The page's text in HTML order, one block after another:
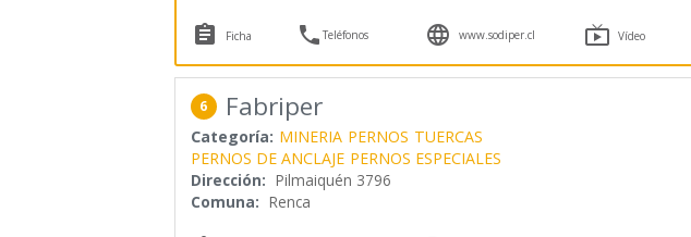
 Ficha Teléfonos  www.sodiper.cl  Vídeo
6 Fabriper
Categoría: MINERIA PERNOS TUERCAS
PERNOS DE ANCLAJE PERNOS ESPECIALES
Dirección: Pilmaiquén 3796
Comuna: Renca